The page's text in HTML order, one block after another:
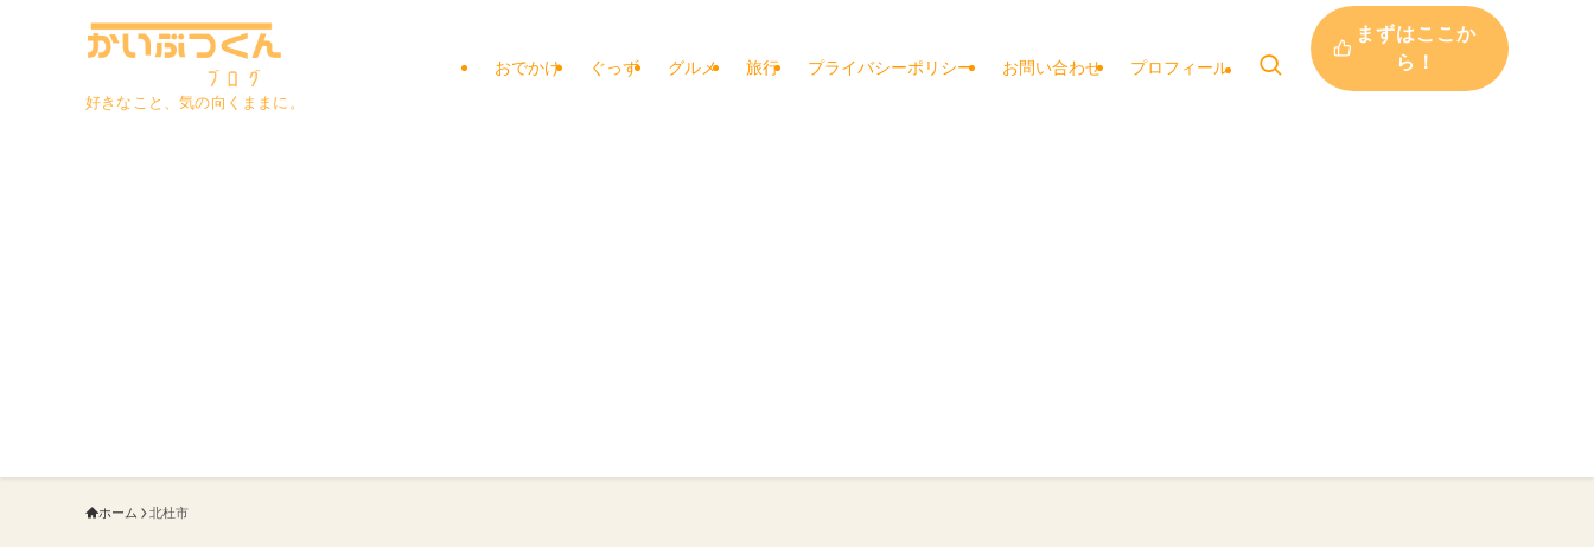
好きなこと、気の向くままに。
おでかけ ぐっず グルメ 旅行 プライバシーポリシー お問い合わせ プロフィール
まずはここか
ら！
ホーム 北杜市